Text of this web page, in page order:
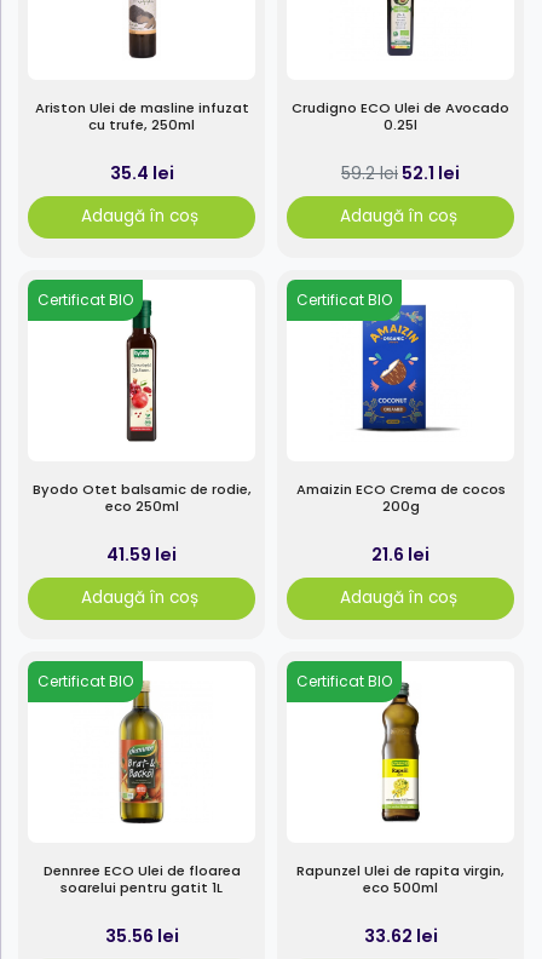
Ariston Ulei de masline infuzat
cu trufe, 250ml
35.4 lei
Adaugă în coș
Crudigno ECO Ulei de Avocado
0.25l
59.2 lei 52.1 lei
Adaugă în coș
Certificat BIO
Byodo Otet balsamic de rodie,
eco 250ml
41.59 lei
Adaugă în coș
Certificat BIO
Amaizin ECO Crema de cocos
200g
21.6 lei
Adaugă în coș
Certificat BIO
Dennree ECO Ulei de floarea
soarelui pentru gatit 1L
35.56 lei
Certificat BIO
Rapunzel Ulei de rapita virgin,
eco 500ml
33.62 lei